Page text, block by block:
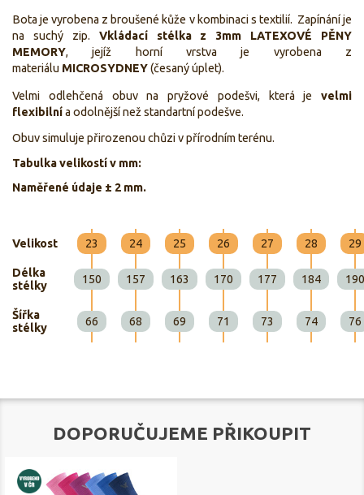
Bota je vyrobena z broušené kůže v kombinaci s textilií. Zapínání je
na suchý zip. Vkládací stélka z 3mm LATEXOVÉ PĚNY
MEMORY, jejíž horní vrstva je vyrobena z
materiálu MICROSYDNEY(česaný úplet).
Velmi odlehčená obuv na pryžové podešvi, která je velmi
flexibilnía odolnější než standartní podešve.
Obuv simuluje přirozenou chůzi v přírodním terénu.
Tabulka velikostí v mm:
Naměřené údaje ± 2 mm.
Velikost 23 24 25 26 27 28 29
Délka
stélky
150 157 163 170 177 184 190
Šířka
stélky
66 68 69 71 73 74 76
DOPORUČUJEME PŘIKOUPIT